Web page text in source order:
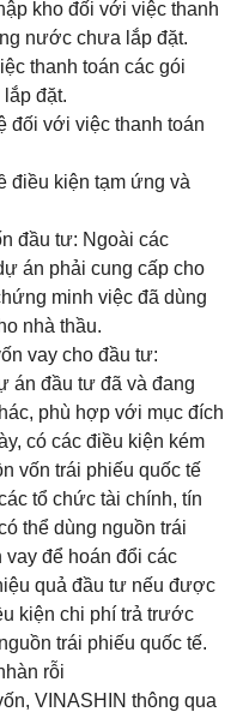
kho đối với việc thanh
nước chưa lắp đặt.
thanh toán các gói
đặt.
đối với việc thanh toán
điều kiện tạm ứng và
đầu tư: Ngoài các
án phải cung cấp cho
minh việc đã dùng
nhà thầu.
vay cho đầu tư:
án đầu tư đã và đang
phù hợp với mục đích
có các điều kiện kém
vốn trái phiếu quốc tế
tổ chức tài chính, tín
thể dùng nguồn trái
vay để hoán đổi các
quả đầu tư nếu được
kiện chi phí trả trước
trái phiếu quốc tế.
rỗi
VINASHIN thông qua